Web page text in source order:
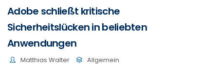
Adobe schließt kritische
Sicherheitslücken in beliebten
Anwendungen
Matthias Walter Allgemein